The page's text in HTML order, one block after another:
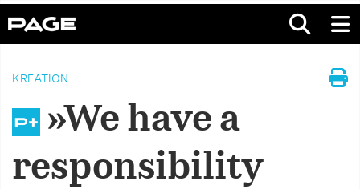
KREATION
»We have a
responsibility